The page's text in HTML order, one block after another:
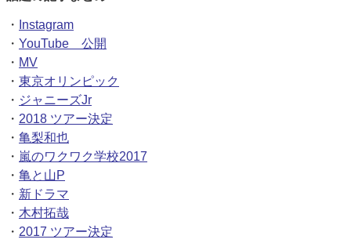
・
Instagram
・ YouTube 公開
・ MV
・ 東京オリンピック
・ ジャニーズJr
・ 2018 ツアー決定
・ 亀梨和也
・ 嵐のワクワク学校2017
・ 亀と山P
・ 新ドラマ
・ 木村拓哉
・ 2017 ツアー決定